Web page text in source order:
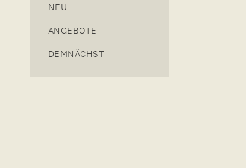
NEU
ANGEBOTE
DEMNÄCHST